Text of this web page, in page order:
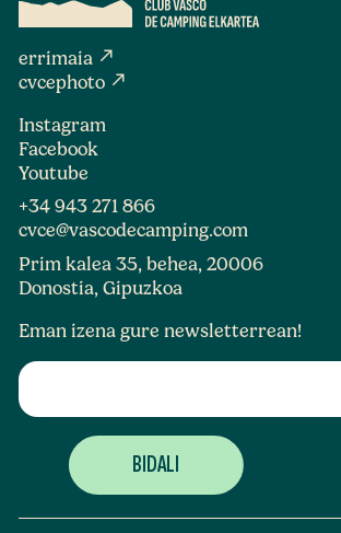
errimaia north_east
cvcephoto north_east
Instagram
Facebook
Youtube
+34 943 271 866
cvce@vascodecamping.com
Prim kalea 35, behea, 20006
Donostia, Gipuzkoa
Eman izena gure newsletterrean!